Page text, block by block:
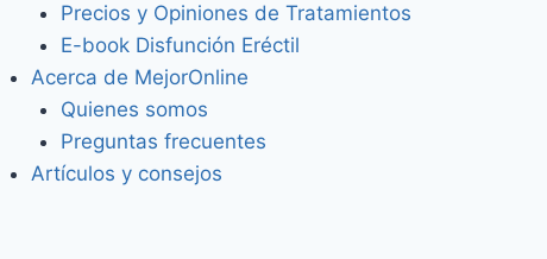
Precios y Opiniones de Tratamientos
E-book Disfunción Eréctil
Acerca de MejorOnline
Quienes somos
Preguntas frecuentes
Artículos y consejos